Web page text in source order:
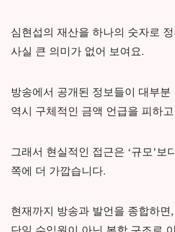
심현섭의 재산을 하나의 숫자로
사실 큰 의미가 없어 보여요.
방송에서 공개된 정보들이 대부분
역시 구체적인 금액 언급을 피하
그래서 현실적인 접근은 ‘규모’보
쪽에 더 가깝습니다.
현재까지 방송과 발언을 종합하면